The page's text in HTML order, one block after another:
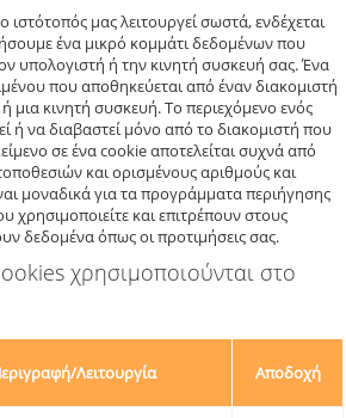
ιστότοπός μας λειτουργεί σωστά, ενδέχεται
ένα μικρό κομμάτι δεδομένων που
υπολογιστή ή την κινητή συσκευή σας. Ένα
που αποθηκεύεται από έναν διακομιστή
μια κινητή συσκευή. Το περιεχόμενο ενός
ή να διαβαστεί μόνο από το διακομιστή που
σε ένα cookie αποτελείται συχνά από
και ορισμένους αριθμούς και
μοναδικά για τα προγράμματα περιήγησης
χρησιμοποιείτε και επιτρέπουν στους
δεδομένα όπως οι προτιμήσεις σας.
χρησιμοποιούνται στο
Λειτουργία Αποδοχή